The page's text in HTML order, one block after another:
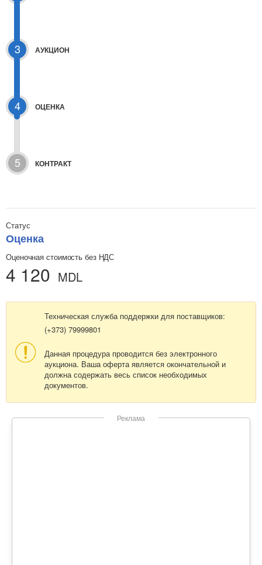
3 АУКЦИОН
4 ОЦЕНКА
5 КОНТРАКТ
Статус
Оценка
Оценочная стоимость без НДС
4 120 MDL
Техническая служба поддержки для поставщиков:
(+373) 79999801
Данная процедура проводится без электронного
аукциона. Ваша оферта является окончательной и
должна содержать весь список необходимых
документов.
Реклама